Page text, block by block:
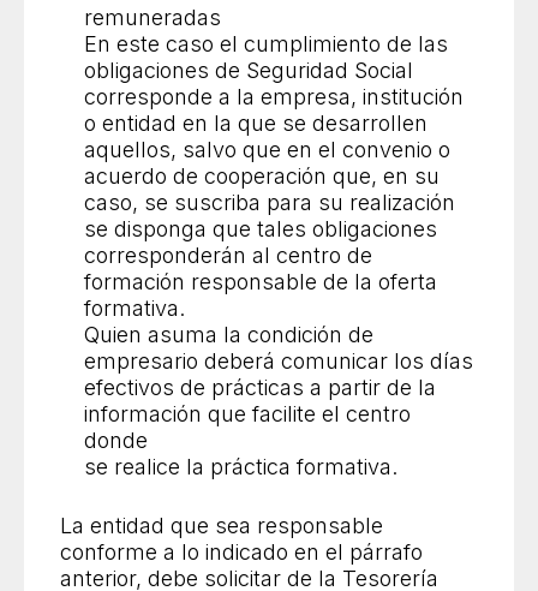
remuneradas
En este caso el cumplimiento de las
obligaciones de Seguridad Social
corresponde a la empresa, institución
o entidad en la que se desarrollen
aquellos, salvo que en el convenio o
acuerdo de cooperación que, en su
caso, se suscriba para su realización
se disponga que tales obligaciones
corresponderán al centro de
formación responsable de la oferta
formativa.
Quien asuma la condición de
empresario deberá comunicar los días
efectivos de prácticas a partir de la
información que facilite el centro
donde
se realice la práctica formativa.
La entidad que sea responsable
conforme a lo indicado en el párrafo
anterior, debe solicitar de la Tesorería